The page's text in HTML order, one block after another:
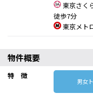
東京さく
徒歩7分
東京メト
物件概要
特 徴
男女